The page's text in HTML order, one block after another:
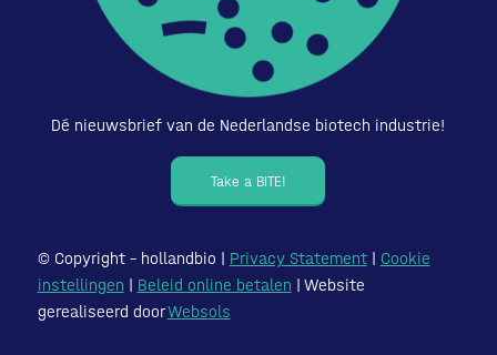
Dé nieuwsbrief van de Nederlandse biotech industrie!
Take a BITE!
© Copyright – hollandbio | Privacy Statement| Cookie
instellingen | Beleid online betalen | Website
gerealiseerd doorWebsols